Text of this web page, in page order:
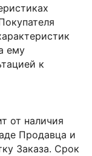
ему
к
от наличия
Продавца и
Заказа. Срок